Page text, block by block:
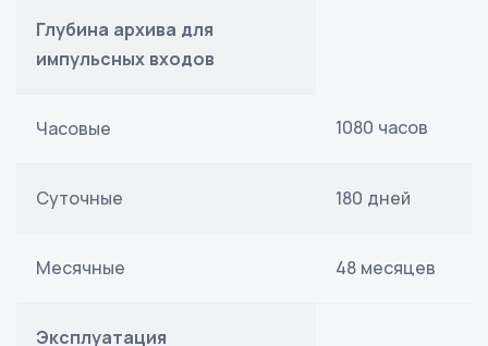
Глубина архива для
импульсных входов
Часовые 1080 часов
Суточные 180 дней
Месячные 48 месяцев
Эксплуатация